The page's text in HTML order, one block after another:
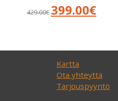
429.00€
Alkuperäinen
hinta
399.00€Nykyinen
hinta
Kartta
Ota yhteyttä
Tarjouspyyntö